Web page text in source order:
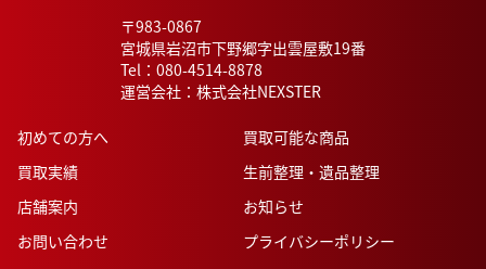
〒983-0867
宮城県岩沼市下野郷字出雲屋敷19番
Tel： 080-4514-8878
運営会社：株式会社NEXSTER
初めての方へ
買取可能な商品
買取実績
生前整理・遺品整理
店舗案内
お知らせ
お問い合わせ
プライバシーポリシー